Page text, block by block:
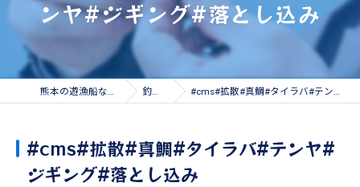
ンヤ#ジギング#落とし込み
熊本の遊漁船なら遊漁船 美羽 釣果情報 #cms#拡散#真鯛#タイラバ#テンヤ#ジギング#落とし込み
#cms#拡散#真鯛#タイラバ#テンヤ#
ジギング#落とし込み